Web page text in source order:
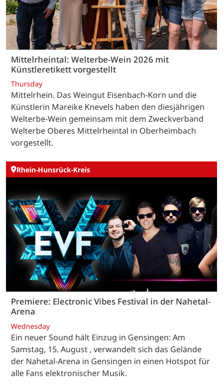
Mittelrheintal: Welterbe-Wein 2026 mit
Künstleretikett vorgestellt
Thursday
Mittelrhein. Das Weingut Eisenbach-Korn und die
Künstlerin Mareike Knevels haben den diesjährigen
Welterbe-Wein gemeinsam mit dem Zweckverband
Welterbe Oberes Mittelrheintal in Oberheimbach
vorgestellt.
Rhein-Hunsrück-Kreis
Premiere: Electronic Vibes Festival in der Nahetal-
Arena
Wednesday
Ein neuer Sound hält Einzug in Gensingen: Am
Samstag, 15. August , verwandelt sich das Gelände
der Nahetal-Arena in Gensingen in einen Hotspot für
alle Fans elektronischer Musik.